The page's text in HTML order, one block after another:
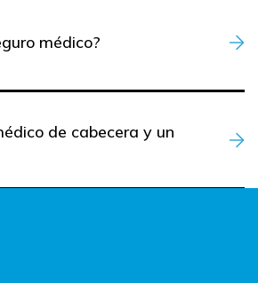
médico?
de cabecera y un